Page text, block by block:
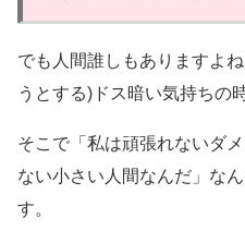
でも人間誰しもありますよ
うとする)ドス暗い気持ちの時
そこで「私は頑張れないダ
ない小さい人間なんだ」な
す。